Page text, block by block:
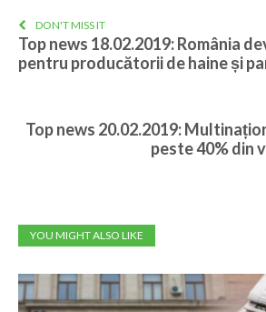
DON'T MISS IT
Top news 18.02.2019: România
pentru producătorii de haine și
Top news 20.02.2019:
peste 40% din
YOU MIGHT ALSO LIKE